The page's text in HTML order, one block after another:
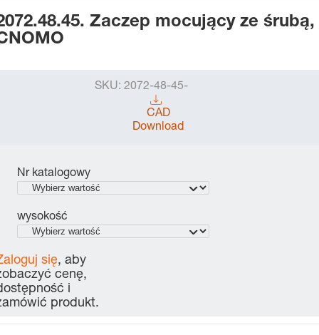
Zaczep mocujący ze śrubą,
SKU: 2072-48-45-
CAD
Download
Nr katalogowy
wysokość
się, aby
cenę,
i
produkt.